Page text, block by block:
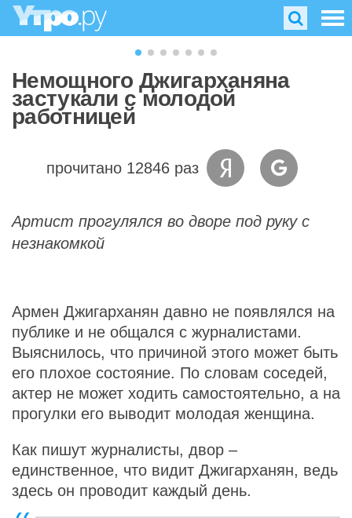
Немощного Джигарханяна
застукали с молодой
работницей
прочитано 12846 раз
Артист прогулялся во дворе под руку с
незнакомкой
Армен Джигарханян давно не появлялся на
публике и не общался с журналистами.
Выяснилось, что причиной этого может быть
его плохое состояние. По словам соседей,
актер не может ходить самостоятельно, а на
прогулки его выводит молодая женщина.
Как пишут журналисты, двор –
единственное, что видит Джигарханян, ведь
здесь он проводит каждый день.